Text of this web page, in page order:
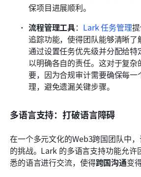
保项目进展顺利。
流程管理工具： Lark 任务管理
追踪功能，使得团队能够清晰了
通过设置任务优先级并分配给
以明确各自的责任。这对于复
要，因为合规审计需要确保每
理，避免遗漏关键步骤。
多语言支持：打破语言障碍
在一个多元文化的Web3跨国团队中
的挑战。Lark 的多语言支持功能允许
悉的语言进行交流，使得跨国沟通变